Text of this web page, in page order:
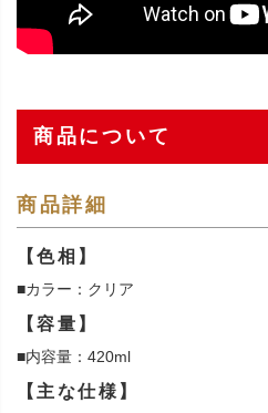
商品について
商品詳細
【色相】
■カラー：クリア
【容量】
■内容量：420ml
【主な仕様】